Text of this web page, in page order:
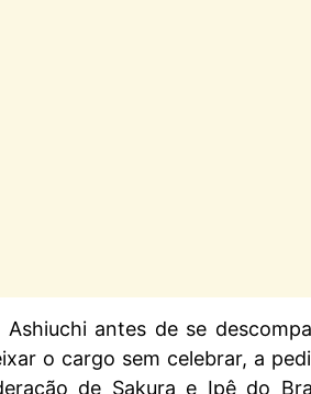
antes de se
o cargo sem celebrar, a
de Sakura e Ipê do